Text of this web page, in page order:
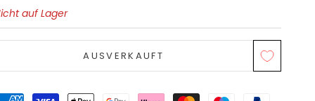
auf Lager
AUSVERKAUFT